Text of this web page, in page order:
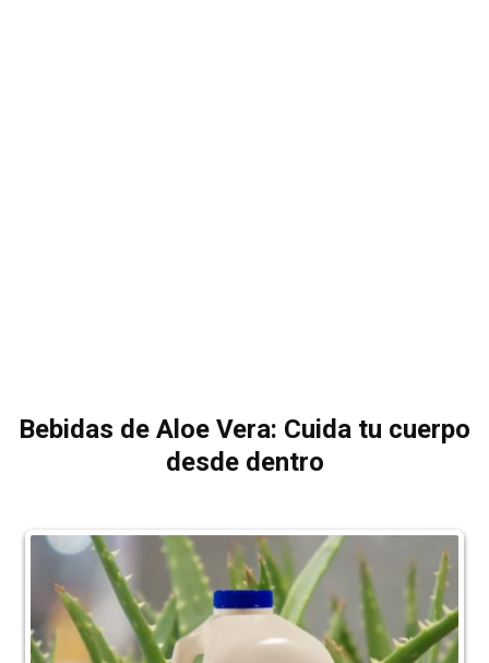
Bebidas de Aloe Vera: Cuida tu cuerpo
desde dentro